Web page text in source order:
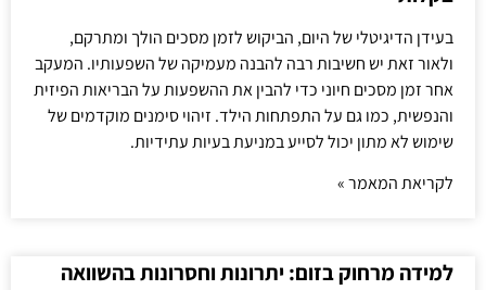
בעידן הדיגיטלי של היום, הביקוש לזמן מסכים הולך ומתרקם,
ולאור זאת יש חשיבות רבה להבנה מעמיקה של השפעותיו. המעקב
אחר זמן מסכים חיוני כדי להבין את ההשפעות על הבריאות הפיזית
והנפשית, כמו גם על התפתחות הילד. זיהוי סימנים מוקדמים של
שימוש לא מתון יכול לסייע במניעת בעיות עתידיות.
לקריאת המאמר »
למידה מרחוק בזום: יתרונות וחסרונות בהשוואה